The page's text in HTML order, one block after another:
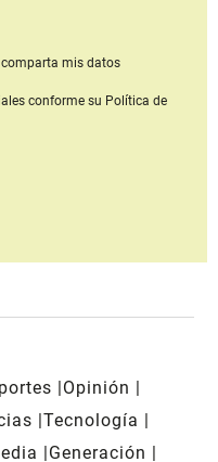
comparta mis datos
conforme su Política de
Opinión
Tecnología
Generación